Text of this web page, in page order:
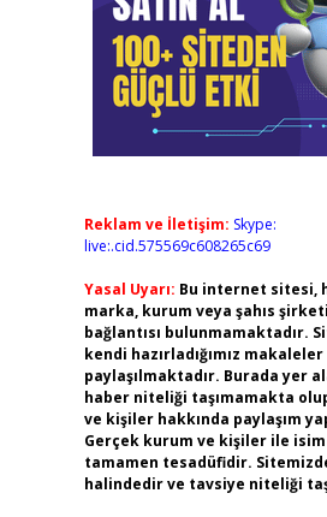
Reklam ve İletişim: Skype:
live:.cid.575569c608265c69
Yasal Uyarı: Bu internet sitesi,
marka, kurum veya şahıs
bağlantısı bulunmamaktadır.
kendi hazırladığımız makaleler
paylaşılmaktadır. Burada yer
haber niteliği taşımamakta
ve kişiler hakkında paylaşım
Gerçek kurum ve kişiler ile
tamamen tesadüfidir.
halindedir ve tavsiye niteliği